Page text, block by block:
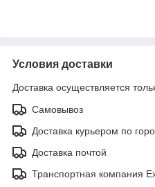
Условия доставки
Доставка осуществляется
Самовывоз
Доставка курьером по
Доставка почтой
Транспортная компания